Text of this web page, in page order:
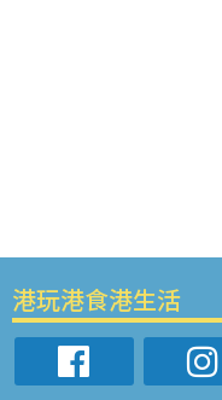
港玩港食港生活